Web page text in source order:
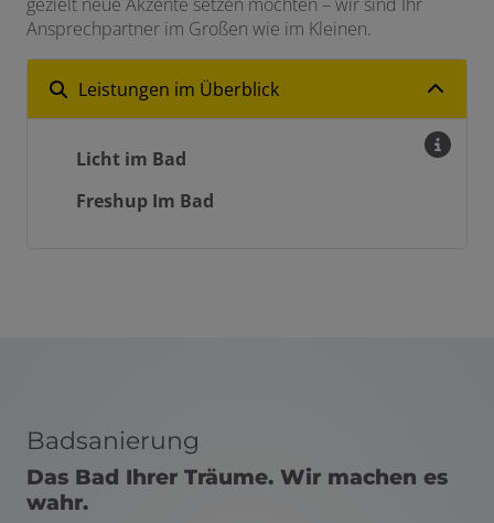
Ansprechpartner im Großen wie im Kleinen.
Leistungen im Überblick
Licht im Bad
Freshup Im Bad
Badsanierung
Das Bad Ihrer Träume. Wir machen es
wahr.